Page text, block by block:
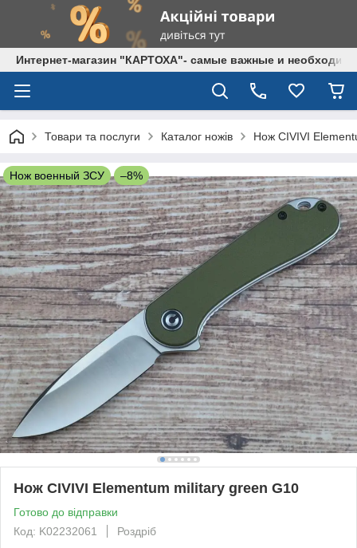
Интернет-магазин "КАРТОХА"- самые важные и
Товари та послуги Каталог ножів Нож CIVIVI
Нож военный ЗСУ –8%
Нож CIVIVI Elementum military green G10
Готово до відправки
Код: K02232061
Роздріб